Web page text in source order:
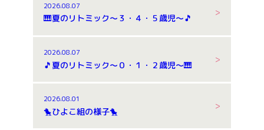
2026.08.07
🎹夏のリトミック～３・４・５歳児～🎵
2026.08.07
🎵夏のリトミック～０・１・２歳児～🎹
2026.08.01
🐤ひよこ組の様子🐤